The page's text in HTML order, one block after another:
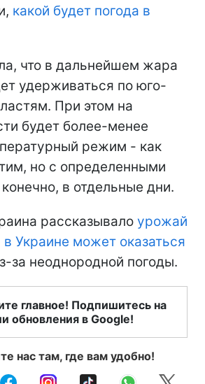
какой будет погода в
что в дальнейшем жара
удерживаться по юго-
При этом на
будет более-менее
режим - как
но с определенными
в отдельные дни.
рассказывало урожай
в Украине может оказаться
за неоднородной погоды.
главное! Подпишитесь на
обновления в Google!
нас там, где вам удобно!